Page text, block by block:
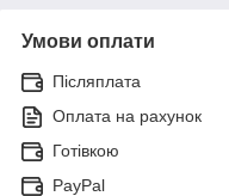
Умови оплати
Післяплата
Оплата на рахунок
Готівкою
PayPal